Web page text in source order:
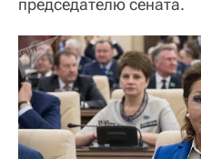
председателю сената.